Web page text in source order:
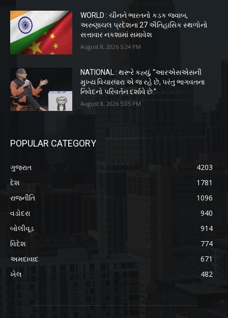
WORLD : ચીનને ભારતનો કડક જવાબ,
અરુણાચલ પ્રદેશના 27 ઐતિહાસિક સ્થળોનો
સત્તાવાર નકશામાં સમાવેશ
August 8, 2026 5:24 PM
NATIONAL : થરૂરે કહ્યું, “આરએસએસની
મુખ્ય વિચારધારા એ જ રહે છે, પરંતુ ભાગવતના
નિવેદનો પરિવર્તન દર્શાવે છે.”
August 8, 2026 5:05 PM
POPULAR CATEGORY
ગુજરાત
4203
દેશ
1781
રાજનીતિ
1096
વડોદરા
940
બોલીવૂડ
914
વિદેશ
774
અમદાવાદ
671
ખેલ
482